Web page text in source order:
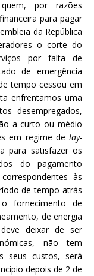
por razões
para pagar
da República
o corte do
por falta de
de emergência
tempo cessou em
enfrentamos uma
desempregados,
a curto ou médio
em regime de lay-
para satisfazer os
do pagamento
às
de tempo atrás
fornecimento de
de energia
deixar de ser
não tem
seus custos, será
depois de 2 de